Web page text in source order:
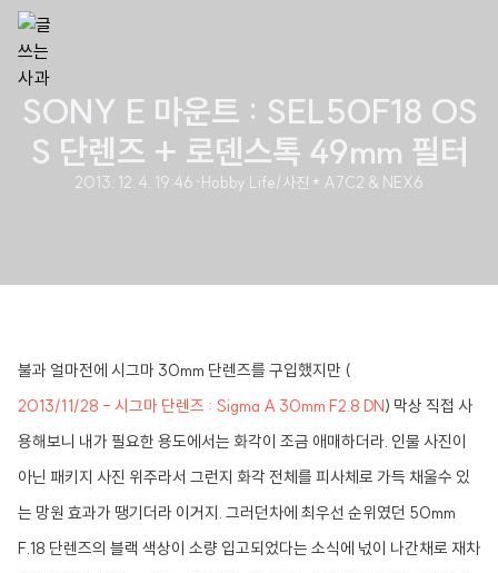
SONY E 마운트 : SEL50F18 OS
S 단렌즈 + 로덴스톡 49mm 필터
2013. 12. 4. 19:46 ·Hobby Life/사진 * A7C2 & NEX6
불과 얼마전에 시그마 30mm 단렌즈를 구입했지만 (
2013/11/28 - 시그마 단렌즈 : Sigma A 30mm F2.8 DN) 막상 직접 사
용해보니 내가 필요한 용도에서는 화각이 조금 애매하더라. 인물 사진이
아닌 패키지 사진 위주라서 그런지 화각 전체를 피사체로 가득 채울수 있
는 망원 효과가 땡기더라 이거지. 그러던차에 최우선 순위였던 50mm
F.18 단렌즈의 블랙 색상이 소량 입고되었다는 소식에 넋이 나간채로 재차